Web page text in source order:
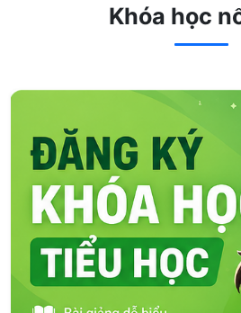
Khóa học